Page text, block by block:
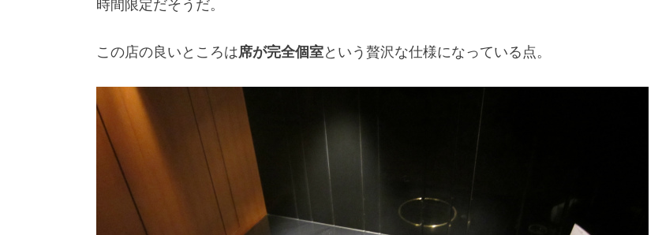
時間限定だそうだ。
この店の良いところは席が完全個室という贅沢な仕様になっている点。